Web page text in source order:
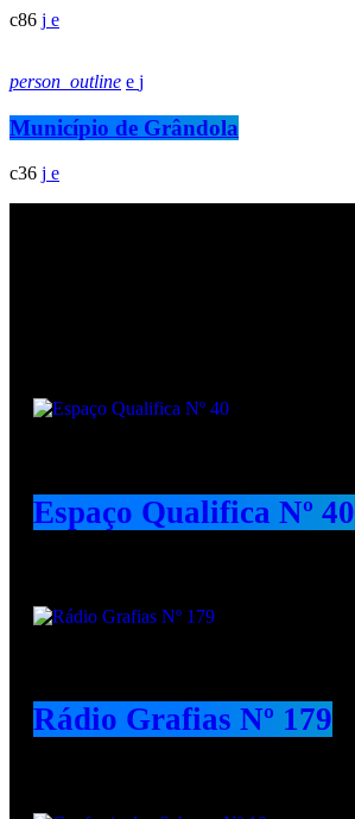
86
person_outline
Município de Grândola
36
Espaço Qualifica Nº 40
Rádio Grafias Nº 179